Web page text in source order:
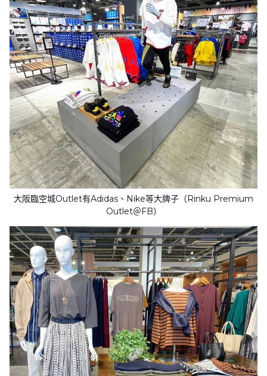
大阪臨空城Outlet有Adidas、Nike等大牌子（Rinku Premium
Outlet＠FB）